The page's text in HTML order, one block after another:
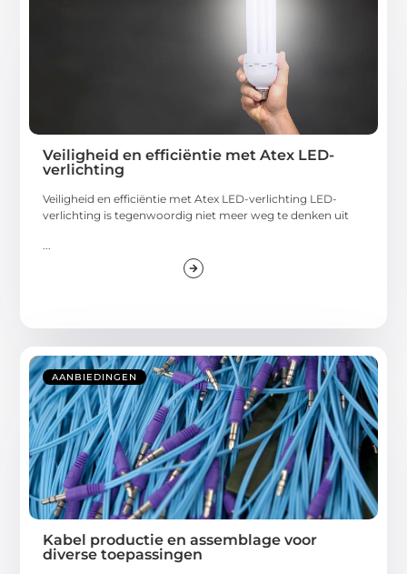
Veiligheid en efficiëntie met Atex LED-
verlichting
Veiligheid en efficiëntie met Atex LED-verlichting LED-
verlichting is tegenwoordig niet meer weg te denken uit
AANBIEDINGEN
Kabel productie en assemblage voor
diverse toepassingen